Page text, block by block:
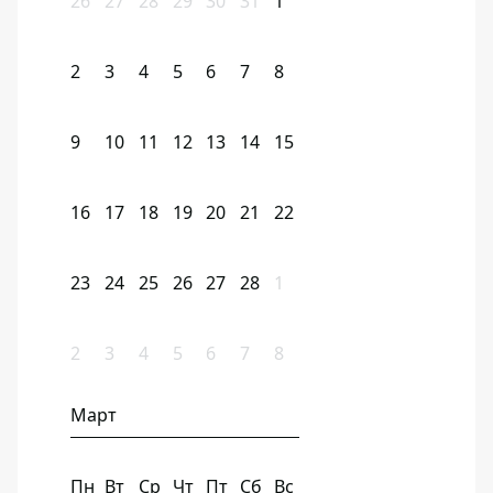
2 3 4 5 6 7 8
9 10 11 12 13 14 15
16 17 18 19 20 21 22
23 24 25 26 27 28 1
2 3 4 5 6 7 8
Март
Пн Вт Ср Чт Пт Сб Вс